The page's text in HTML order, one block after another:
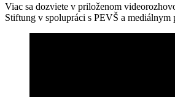
Viac sa dozviete v priloženom
Stiftung v spolupráci s PEVŠ a mediálnym